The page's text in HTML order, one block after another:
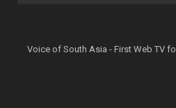
Voice of South Asia - First Web TV